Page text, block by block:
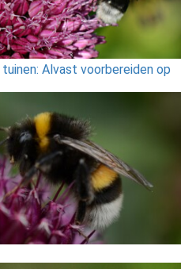
Alvast voorbereiden op